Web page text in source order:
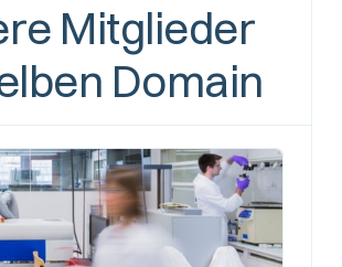
Mitglieder
Domain